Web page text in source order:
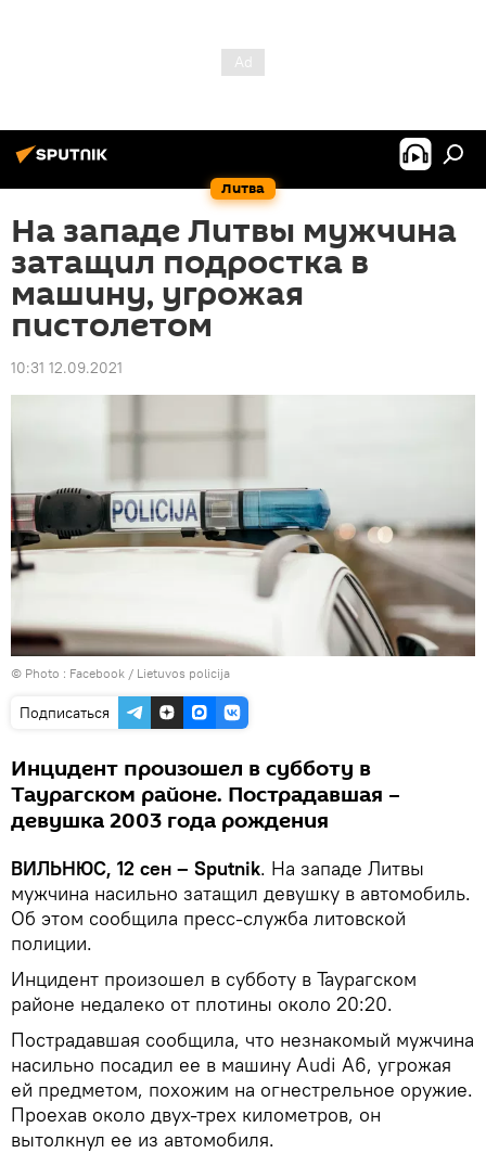
Литва
На западе Литвы мужчина
затащил подростка в
машину, угрожая
пистолетом
10:31 12.09.2021
© Photo : Facebook / Lietuvos policija
Подписаться
Инцидент произошел в субботу в
Таурагском районе. Пострадавшая –
девушка 2003 года рождения
ВИЛЬНЮС, 12 сен – Sputnik. На западе Литвы
мужчина насильно затащил девушку в автомобиль.
Об этом сообщила пресс-служба литовской
полиции.
Инцидент произошел в субботу в Таурагском
районе недалеко от плотины около 20:20.
Пострадавшая сообщила, что незнакомый мужчина
насильно посадил ее в машину Audi A6, угрожая
ей предметом, похожим на огнестрельное оружие.
Проехав около двух-трех километров, он
вытолкнул ее из автомобиля.